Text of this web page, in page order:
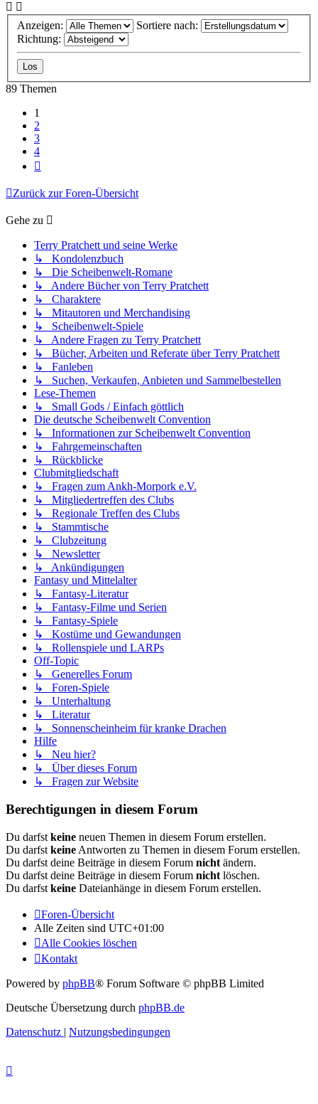
Anzeigen:
Sortiere nach:
Richtung:
89 Themen
1
2
3
4
Zurück zur Foren-Übersicht
Gehe zu
Terry Pratchett und seine Werke
↳ Kondolenzbuch
↳ Die Scheibenwelt-Romane
↳ Andere Bücher von Terry Pratchett
↳ Charaktere
↳ Mitautoren und Merchandising
↳ Scheibenwelt-Spiele
↳ Andere Fragen zu Terry Pratchett
↳ Bücher, Arbeiten und Referate über Terry Pratchett
↳ Fanleben
↳ Suchen, Verkaufen, Anbieten und Sammelbestellen
Lese-Themen
↳ Small Gods / Einfach göttlich
Die deutsche Scheibenwelt Convention
↳ Informationen zur Scheibenwelt Convention
↳ Fahrgemeinschaften
↳ Rückblicke
Clubmitgliedschaft
↳ Fragen zum Ankh-Morpork e.V.
↳ Mitgliedertreffen des Clubs
↳ Regionale Treffen des Clubs
↳ Stammtische
↳ Clubzeitung
↳ Newsletter
↳ Ankündigungen
Fantasy und Mittelalter
↳ Fantasy-Literatur
↳ Fantasy-Filme und Serien
↳ Fantasy-Spiele
↳ Kostüme und Gewandungen
↳ Rollenspiele und LARPs
Off-Topic
↳ Generelles Forum
↳ Foren-Spiele
↳ Unterhaltung
↳ Literatur
↳ Sonnenscheinheim für kranke Drachen
Hilfe
↳ Neu hier?
↳ Über dieses Forum
↳ Fragen zur Website
Berechtigungen in diesem Forum
Du darfst keine neuen Themen in diesem Forum erstellen.
Du darfst keine Antworten zu Themen in diesem Forum erstellen.
Du darfst deine Beiträge in diesem Forum nicht ändern.
Du darfst deine Beiträge in diesem Forum nicht löschen.
Du darfst keine Dateianhänge in diesem Forum erstellen.
Foren-Übersicht
Alle Zeiten sind UTC+01:00
Alle Cookies löschen
Kontakt
Powered by phpBB® Forum Software © phpBB Limited
Deutsche Übersetzung durch phpBB.de
Datenschutz | Nutzungsbedingungen